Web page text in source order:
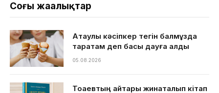
Соңғы жаңалықтар
Ақтаулық кәсіпкер тегін балмұздақ
таратам деп басы дауға қалды
05.08.2026
Тоқаевтың айтқары жинақталып кітап